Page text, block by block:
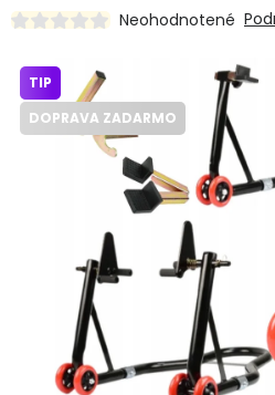
Príslušenstvo pre
Vybavenie a hračky pre
Domácnosť
Ochranné pracovné
Vianoce
Fotovoltaika
Neohodnotené
TIP
DOPRAVA ZADARMO